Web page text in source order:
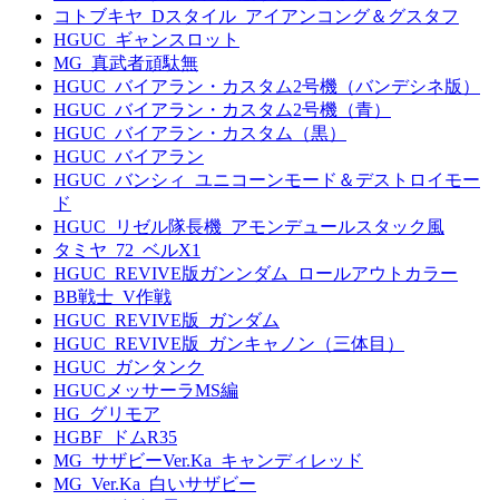
コトブキヤ_Dスタイル_アイアンコング＆グスタフ
HGUC_ギャンスロット
MG_真武者頑駄無
HGUC_バイアラン・カスタム2号機（バンデシネ版）
HGUC_バイアラン・カスタム2号機（青）
HGUC_バイアラン・カスタム（黒）
HGUC_バイアラン
HGUC_バンシィ_ユニコーンモード＆デストロイモー
ド
HGUC_リゼル隊長機_アモンデュールスタック風
タミヤ_72_ベルX1
HGUC_REVIVE版ガンンダム_ロールアウトカラー
BB戦士_V作戦
HGUC_REVIVE版_ガンダム
HGUC_REVIVE版_ガンキャノン（三体目）
HGUC_ガンタンク
HGUCメッサーラMS編
HG_グリモア
HGBF_ドムR35
MG_サザビーVer.Ka_キャンディレッド
MG_Ver.Ka_白いサザビー